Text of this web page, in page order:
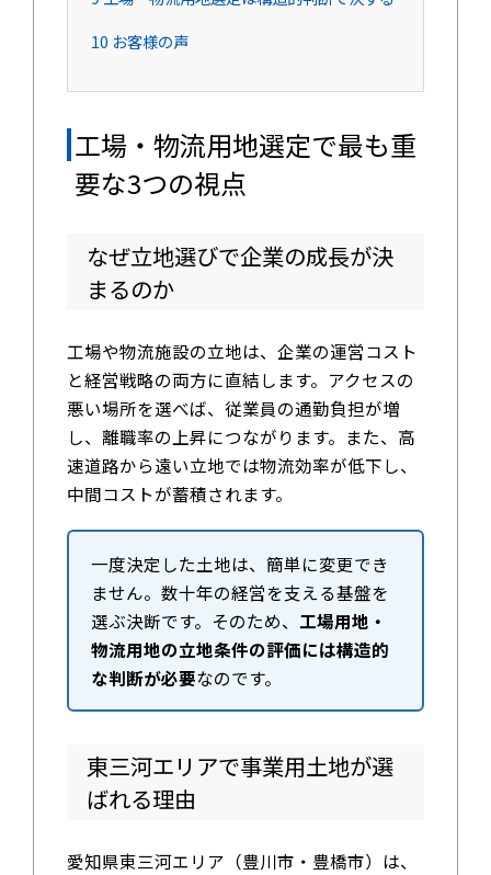
10 お客様の声
工場・物流用地選定で最も重
要な3つの視点
なぜ立地選びで企業の成長が決
まるのか
工場や物流施設の立地は、企業の運営コスト
と経営戦略の両方に直結します。アクセスの
悪い場所を選べば、従業員の通勤負担が増
し、離職率の上昇につながります。また、高
速道路から遠い立地では物流効率が低下し、
中間コストが蓄積されます。
一度決定した土地は、簡単に変更でき
ません。数十年の経営を支える基盤を
選ぶ決断です。そのため、 工場用地・
物流用地の立地条件の評価には構造的
な判断が必要なのです。
東三河エリアで事業用土地が選
ばれる理由
愛知県東三河エリア（豊川市・豊橋市）は、